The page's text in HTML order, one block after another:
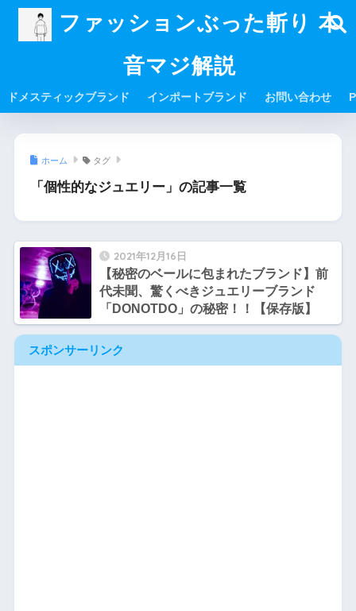
ファッションぶった斬り 本
音マジ解説
ドメスティックブランド インポートブランド お問い合わせ
ホーム タグ
「個性的なジュエリー」の記事一覧
2021年12月16日
【秘密のベールに包まれたブランド】前
代未聞、驚くべきジュエリーブランド
「DONOTDO」の秘密！！【保存版】
スポンサーリンク